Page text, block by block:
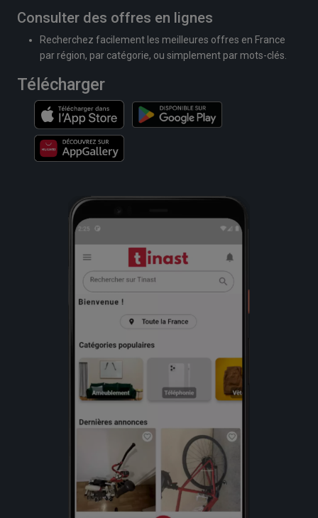
Consulter des offres en lignes
Recherchez facilement les meilleures offres en France
par région, par catégorie, ou simplement par mots-clés.
Télécharger